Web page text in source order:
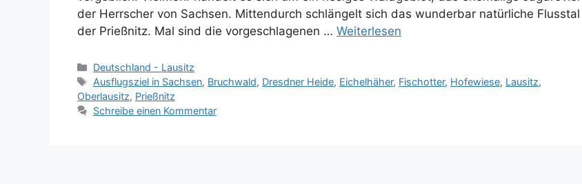
der Herrscher von Sachsen. Mittendurch schlängelt sich das wunderbar natürliche Flusstal
der Prießnitz. Mal sind die vorgeschlagenen … Weiterlesen
Kategorien
Deutschland - Lausitz
Schlagwörter
Ausflugsziel in Sachsen, Bruchwald, Dresdner Heide, Eichelhäher, Fischotter, Hofewiese, Lausitz,
Oberlausitz, Prießnitz
Schreibe einen Kommentar